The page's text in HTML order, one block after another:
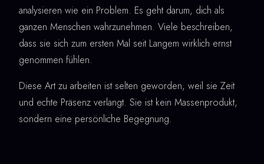
analysieren wie ein Problem. Es geht darum, dich als
ganzen Menschen wahrzunehmen. Viele beschreiben,
dass sie sich zum ersten Mal seit Langem wirklich ernst
genommen fühlen.
Diese Art zu arbeiten ist selten geworden, weil sie Zeit
und echte Präsenz verlangt. Sie ist kein Massenprodukt,
sondern eine persönliche Begegnung.